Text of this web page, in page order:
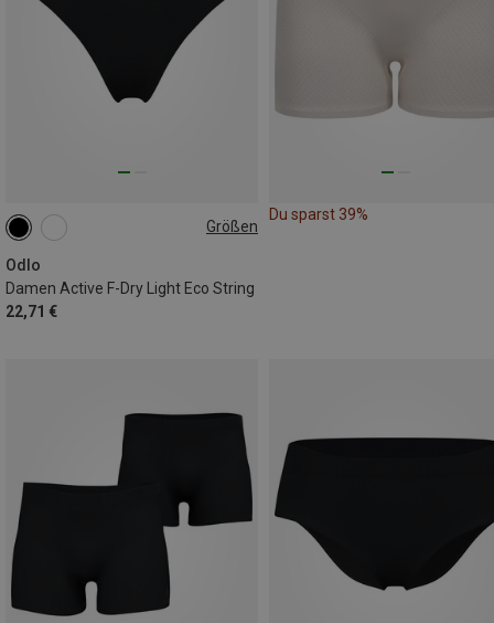
Größen
Odlo
Damen Active F-Dry Light Eco String
22,71 €
XS
Du sparst 39%